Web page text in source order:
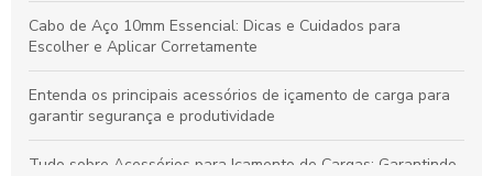
Cabo de Aço 10mm Essencial: Dicas e Cuidados para
Escolher e Aplicar Corretamente
Entenda os principais acessórios de içamento de carga para
garantir segurança e produtividade
Tudo sobre Acessórios para Içamento de Cargas: Garantindo